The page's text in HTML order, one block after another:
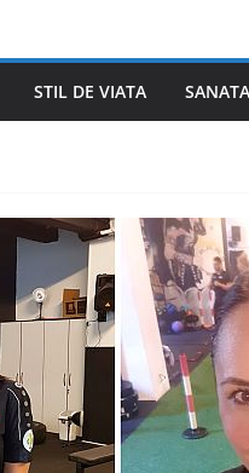
STIL DE VIATA